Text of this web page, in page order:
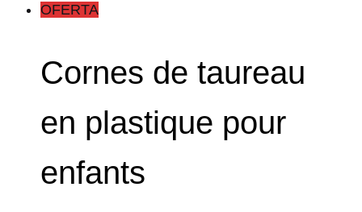
variations.
options
peuvent
être
choisies
OFERTA
Cornes de taureau
en plastique pour
enfants